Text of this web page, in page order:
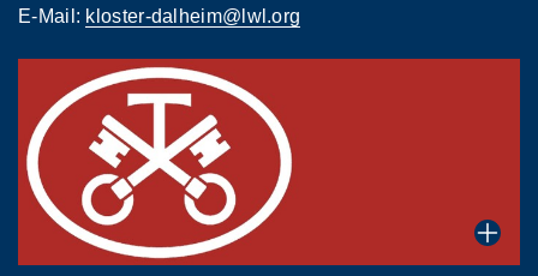
E-Mail: kloster-dalheim@lwl.org